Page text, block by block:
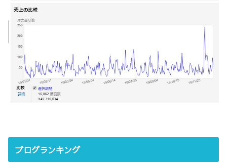
ブログランキング